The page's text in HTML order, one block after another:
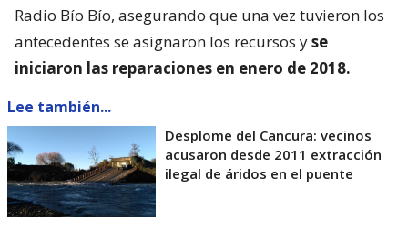
Radio Bío Bío, asegurando que una vez tuvieron los
antecedentes se asignaron los recursos yse
iniciaron las reparaciones en enero de 2018.
Lee también...
Desplome del Cancura: vecinos
acusaron desde 2011 extracción
ilegal de áridos en el puente